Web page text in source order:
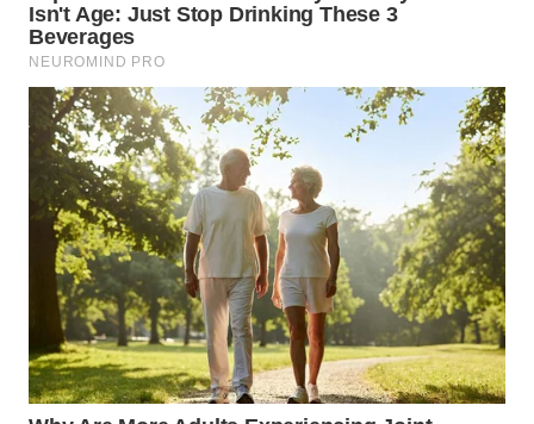
NIAS
LANGKAT
WN
TAPANULI
SELATAN
WN
TANJUNG
LESUNG
WN
KARO